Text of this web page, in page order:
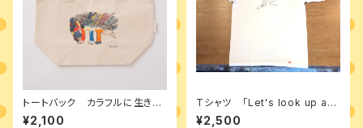
トートバック カラフルに生きよ
う
¥2,100
Tシャツ 「Let's look up as
walk」
¥2,500